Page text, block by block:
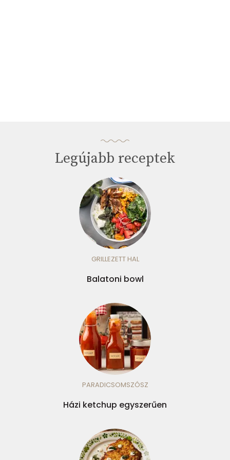
Legújabb receptek
GRILLEZETT HAL
Balatoni bowl
PARADICSOMSZÓSZ
Házi ketchup egyszerűen